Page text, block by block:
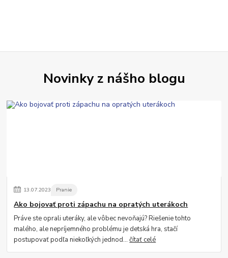
Novinky z nášho blogu
13.07.2023 Pranie
Ako bojovať proti zápachu na opratých uterákoch
Práve ste oprali uteráky, ale vôbec nevoňajú? Riešenie tohto
malého, ale nepríjemného problému je detská hra, stačí
postupovať podľa niekoľkých jednod...čítať celé